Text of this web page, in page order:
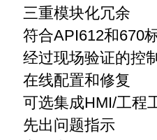
三重模块化冗余
符合API612和670
经过现场验证的控
在线配置和修复
可选集成HMI/工程
先出问题指示